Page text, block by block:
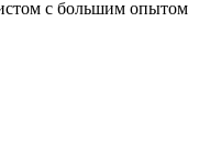
с большим опытом